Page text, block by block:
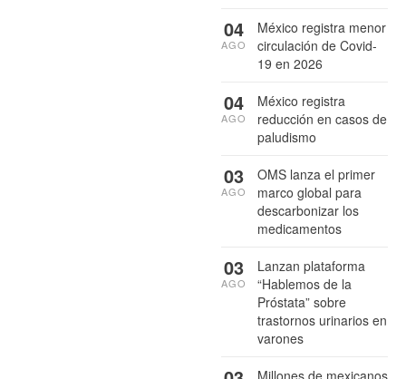
México registra menor
circulación de Covid-
19 en 2026
04
AGO
México registra
reducción en casos de
paludismo
04
AGO
OMS lanza el primer
marco global para
descarbonizar los
medicamentos
03
AGO
Lanzan plataforma
“Hablemos de la
Próstata” sobre
trastornos urinarios en
varones
03
AGO
Millones de mexicanos